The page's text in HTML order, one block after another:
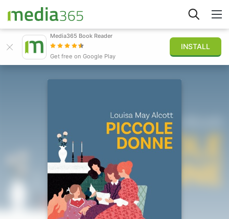
Sign in
Media365 Book Reader
Get free on Google Play
INSTALL